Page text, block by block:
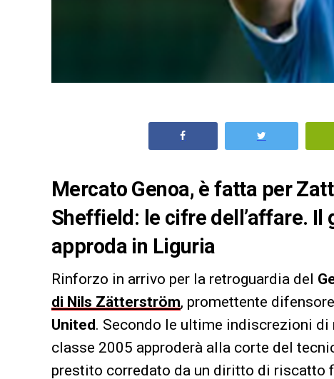
Mercato Genoa, è fatta per
Sheffield: le cifre dell’affare.
approda in Liguria
Rinforzo in arrivo per la retroguardia del
di Nils Zätterström, promettente
United. Secondo le ultime indiscrezioni di
classe 2005 approderà alla corte del
prestito corredato da un diritto di riscatto